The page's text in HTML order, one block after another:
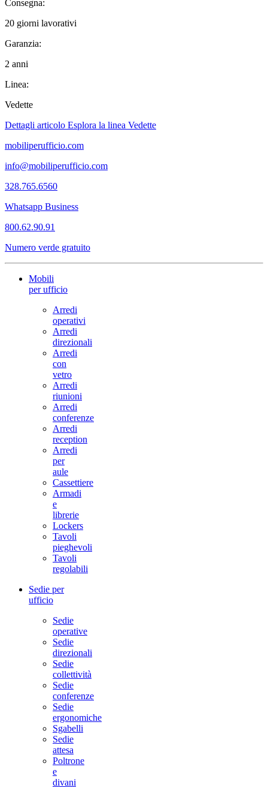
Consegna:
20 giorni lavorativi
Garanzia:
2 anni
Linea:
Vedette
Dettagli articolo Esplora la linea Vedette
mobiliperufficio.com
info@mobiliperufficio.com
328.765.6560
Whatsapp Business
800.62.90.91
Numero verde gratuito
Mobili
per ufficio
Arredi
operativi
Arredi
direzionali
Arredi
con
vetro
Arredi
riunioni
Arredi
conferenze
Arredi
reception
Arredi
per
aule
Cassettiere
Armadi
e
librerie
Lockers
Tavoli
pieghevoli
Tavoli
regolabili
Sedie per
ufficio
Sedie
operative
Sedie
direzionali
Sedie
collettività
Sedie
conferenze
Sedie
ergonomiche
Sgabelli
Sedie
attesa
Poltrone
e
divani